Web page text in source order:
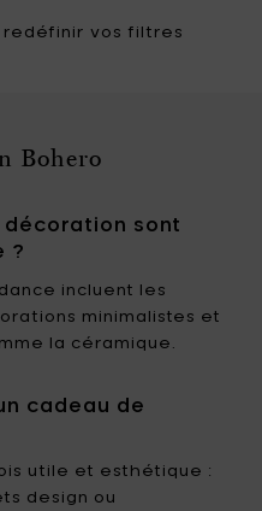
redéfinir vos filtres
Bohero
sont
?
incluent les
minimalistes et
la céramique.
cadeau de
utile et esthétique :
design ou